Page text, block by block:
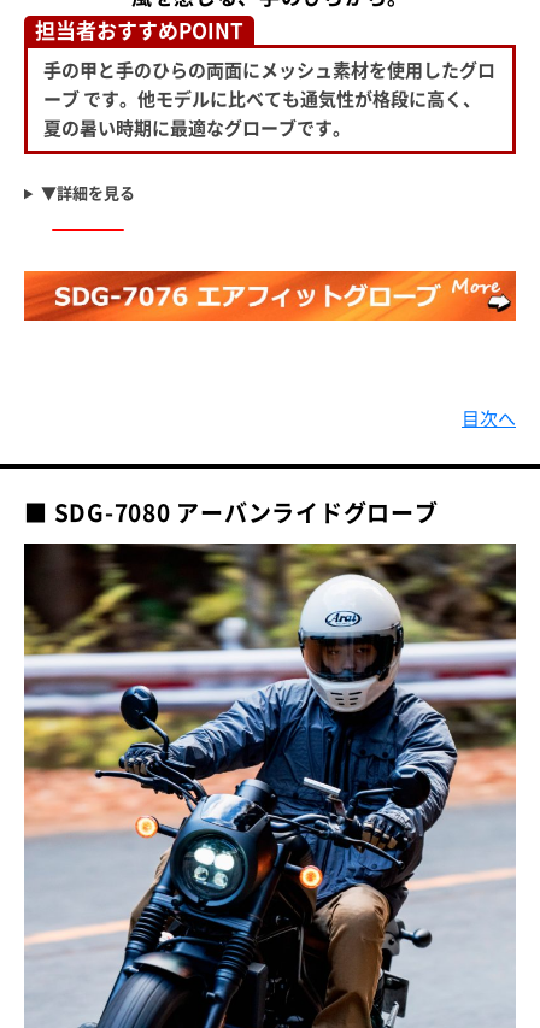
担当者おすすめPOINT
手の甲と手のひらの両面にメッシュ素材を使用したグロ
ーブ です。他モデルに比べても通気性が格段に高く、
夏の暑い時期に最適なグローブです。
▼詳細を見る
目次へ
■ SDG-7080 アーバンライドグローブ